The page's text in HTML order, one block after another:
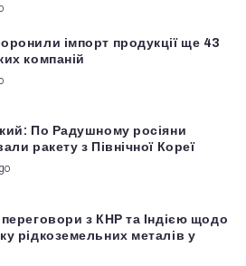
імпорт продукції ще 43
компаній
По Радушному росіяни
ракету з Північної Кореї
з КНР та Індією щодо
рідкоземельних металів у